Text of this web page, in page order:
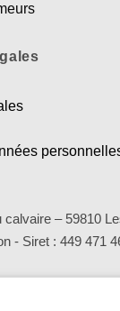
calvaire – 59810
- Siret : 449 471